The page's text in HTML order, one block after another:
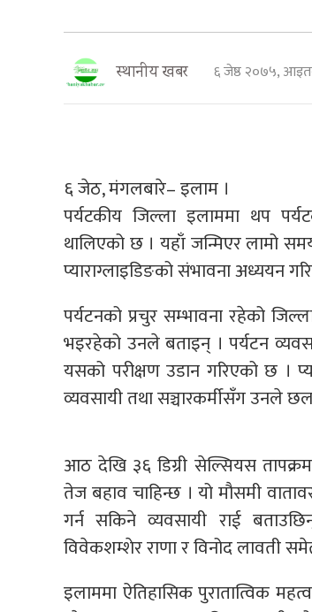
स्थानीय खबर ६ जेष्ठ २०७५,
६ जेठ, मंगलबारे– इलाम ।
पर्यटकीय जिल्ला इलाममा थप
थालिएको छ । यहाँ जन्मिएर लामो
प्याराग्लाइडिङको संभावना अध्ययन
पर्यटनको प्रचुर सम्भावना रहेको
भइरहेको उनले बताइन् । पर्यटन
यसको परीक्षण उडान गरिएको छ ।
व्यवसायी तथा सञ्चारकर्मीसँग उनले
आठ देखि ३६ डिग्री सेल्सियस
तेज बहाव चाहिन्छ । यो मौसमी
गर्न सकिने व्यवसायी राई
विवेकशम्शेर राणा र विनोद लावती
इलाममा ऐतिहासिक पुरातात्विक